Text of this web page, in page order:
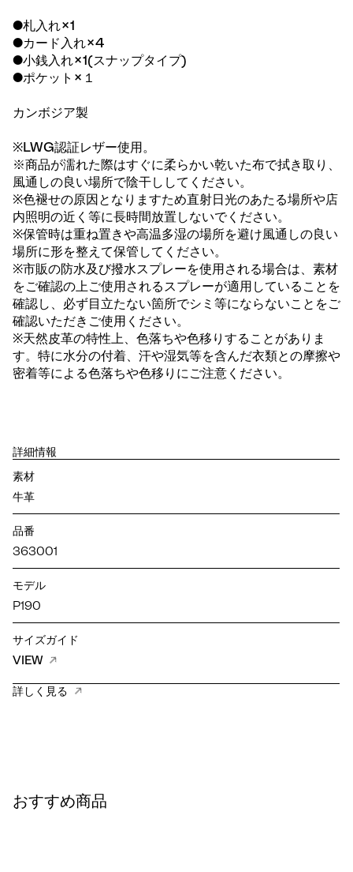
●札入れ×1
●カード入れ×4
●小銭入れ×1(スナップタイプ)
●ポケット×１
カンボジア製
※LWG認証レザー使用。
※商品が濡れた際はすぐに柔らかい乾いた布で拭き取り、
風通しの良い場所で陰干ししてください。
※色褪せの原因となりますため直射日光のあたる場所や店
内照明の近く等に長時間放置しないでください。
※保管時は重ね置きや高温多湿の場所を避け風通しの良い
場所に形を整えて保管してください。
※市販の防水及び撥水スプレーを使用される場合は、素材
をご確認の上ご使用されるスプレーが適用していることを
確認し、必ず目立たない箇所でシミ等にならないことをご
確認いただきご使用ください。
※天然皮革の特性上、色落ちや色移りすることがありま
す。特に水分の付着、汗や湿気等を含んだ衣類との摩擦や
密着等による色落ちや色移りにご注意ください。
詳細情報
素材
牛革
品番
363001
モデル
P190
サイズガイド
VIEW
詳しく見る
おすすめ商品